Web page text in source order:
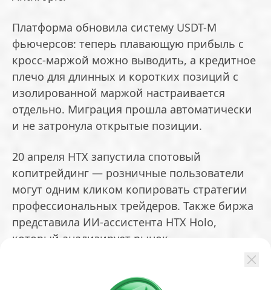
Платформа обновила систему USDT-M
фьючерсов: теперь плавающую прибыль с
кросс-маржой можно выводить, а кредитное
плечо для длинных и коротких позиций с
изолированной маржой настраивается
отдельно. Миграция прошла автоматически
и не затронула открытые позиции.
20 апреля HTX запустила спотовый
копитрейдинг — розничные пользователи
могут одним кликом копировать стратегии
профессиональных трейдеров. Также биржа
представила ИИ-ассистента HTX Holo,
который анализирует рынок,